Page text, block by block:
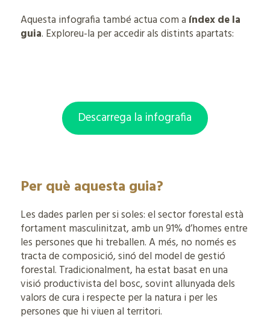
Aquesta infografia també actua com a índex de la
guia. Exploreu-la per accedir als distints apartats:
Descarrega la infografia
Per què aquesta guia?
Les dades parlen per si soles: el sector forestal està
fortament masculinitzat, amb un 91% d’homes entre
les persones que hi treballen. A més, no només es
tracta de composició, sinó del model de gestió
forestal. Tradicionalment, ha estat basat en una
visió productivista del bosc, sovint allunyada dels
valors de cura i respecte per la natura i per les
persones que hi viuen al territori.